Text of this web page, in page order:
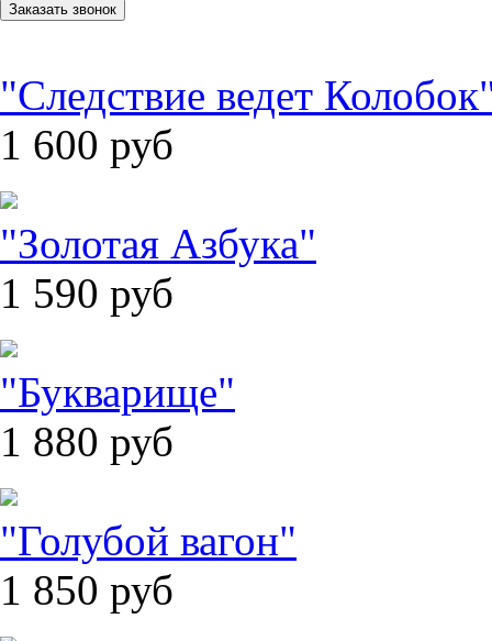
Заказать звонок
"Следствие ведет
1 600 руб
"Золотая Азбука"
1 590 руб
"Букварище"
1 880 руб
"Голубой вагон"
1 850 руб